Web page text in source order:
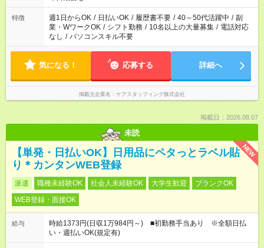
特徴 週1日からOK / 日払いOK / 履歴書不要 / 40～50代活躍中 / 副
業・WワークOK / シフト勤務 / 10名以上の大量募集 / 電話対応
なし / パソコンスキル不要
気になる！ 応募する 詳細へ
掲載元企業名 ケアスタッフィング株式会社
掲載日：2026.08.07
未読
NEW
【単発・日払いOK】日用品にペタっとラベル貼
り＊カンタンWEB登録
派遣 職種未経験OK 社会人未経験OK 大学生歓迎
ブランクOK
WEB登録・面接OK
給与
時給1373円(日収1万984円～) ■初勤務手当あり ※全額日払
い・週払いOK(規定有)